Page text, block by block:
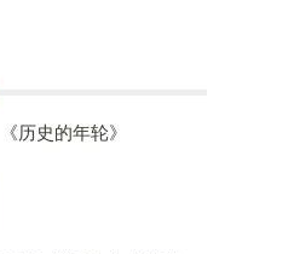
《历史的年轮》